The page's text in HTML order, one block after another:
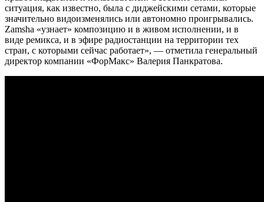
ситуация, как известно, была с диджейскими сетами, которые
значительно видоизменялись или автономно проигрывались.
Zamsha «узнает» композицию и в живом исполнении, и в
виде ремикса, и в эфире радиостанции на территории тех
стран, с которыми сейчас работает», — отметила генеральный
директор компании «ФорМакс» Валерия Панкратова.